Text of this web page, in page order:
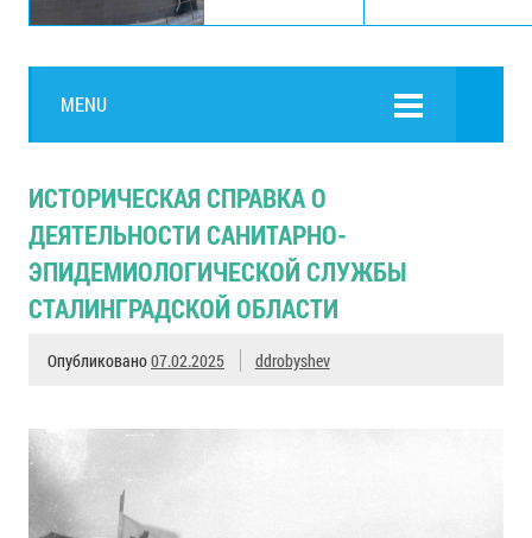
MENU
ИСТОРИЧЕСКАЯ СПРАВКА О
ДЕЯТЕЛЬНОСТИ САНИТАРНО-
ЭПИДЕМИОЛОГИЧЕСКОЙ СЛУЖБЫ
СТАЛИНГРАДСКОЙ ОБЛАСТИ
Опубликовано07.02.2025 ddrobyshev